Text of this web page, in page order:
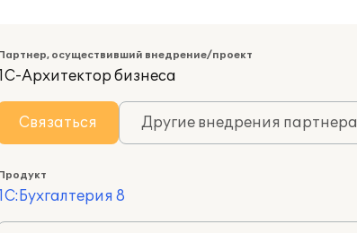
осуществивший внедрение/проект
Архитектор бизнеса
Связаться Другие внедрения партнера
8